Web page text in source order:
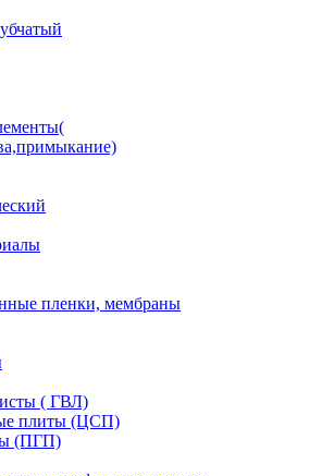
пленки, мембраны
( ГВЛ)
плиты (ЦСП)
(ПГП)